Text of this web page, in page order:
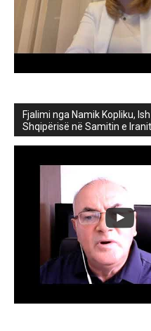
Fjalimi nga Namik Kopliku,
Shqipërisë në Samitin e